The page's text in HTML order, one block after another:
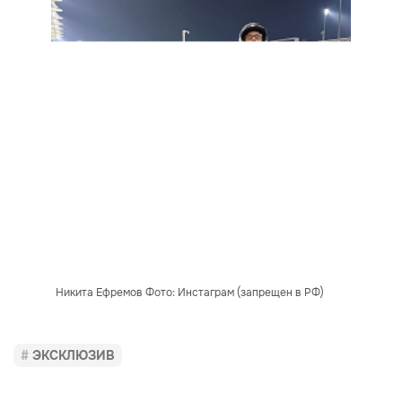
Никита Ефремов Фото: Инстаграм (запрещен в РФ)
ЭКСКЛЮЗИВ